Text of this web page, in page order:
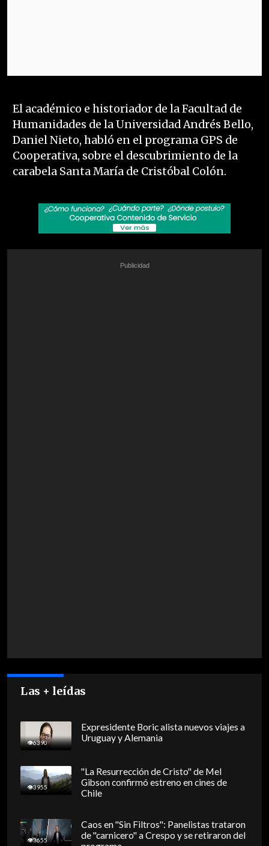
El académico e historiador de la Facultad de
Humanidades de la Universidad Andrés Bello,
Daniel Nieto, habló en el programa GPS de
Cooperativa, sobre el descubrimiento de la
carabela Santa María de Cristóbal Colón.
Las + leídas
6390
Expresidente Boric alista nuevos viajes a
Uruguay y Alemania
3955
"La Resurrección de Cristo" de Mel
Gibson confirmó estreno en cines de
Chile
3655
Caos en "Sin Filtros": Panelistas trataron
de "carnicero" a Crespo y se retiraron del